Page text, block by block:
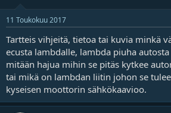
k
e
t
u
n
a
l
o
p
ä
i
v
ä
m
ä
ä
11 Toukokuu 2017
Tartteis vihjeitä, tietoa tai kuvia minkä
ecusta lambdalle, lambda piuha
mitään hajua mihin se pitäs kytkee
tai mikä on lambdan liitin johon se
kyseisen moottorin sähkökaavioo.